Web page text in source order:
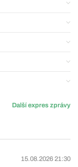
Další expres zprávy
15.08.2026 21:30